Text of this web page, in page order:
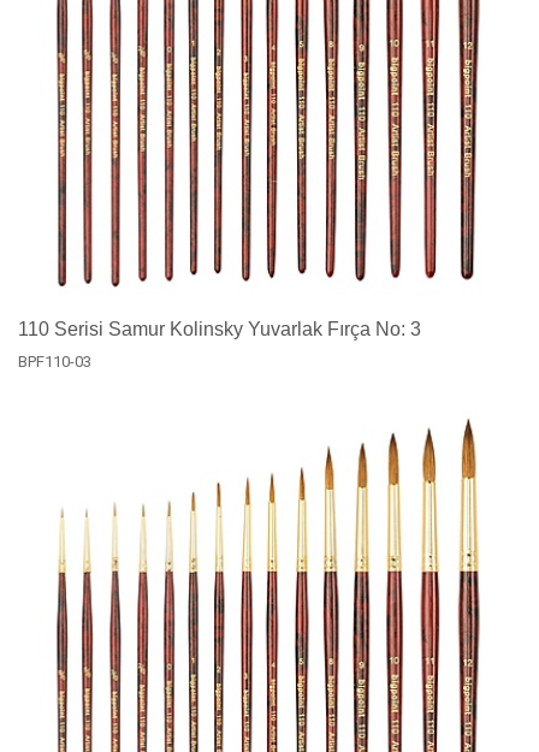
110 Serisi Samur Kolinsky Yuvarlak Fırça No: 3
BPF110-03